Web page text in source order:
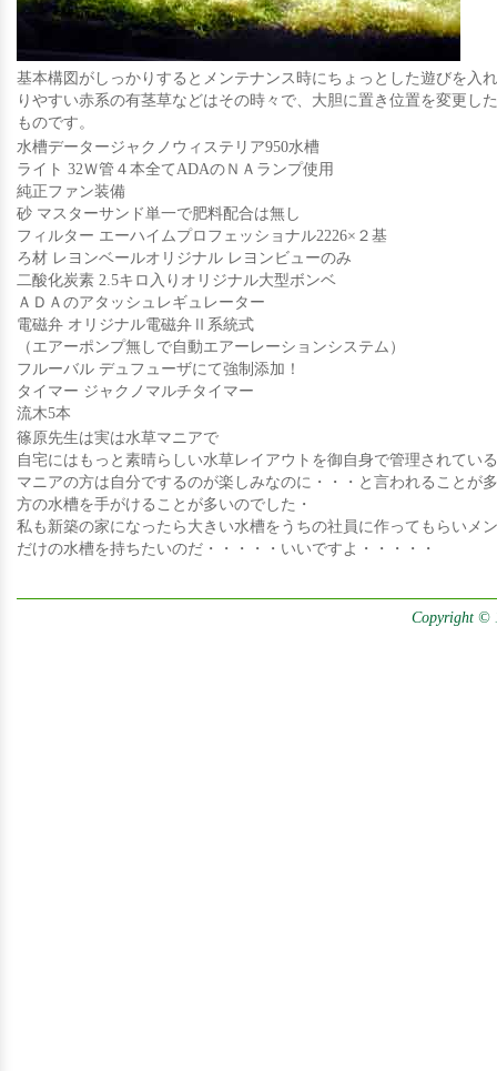
基本構図がしっかりするとメンテナンス時にちょっとした遊びを入
りやすい赤系の有茎草などはその時々で、大胆に置き位置を変更し
ものです。
水槽データージャクノウィステリア950水槽
ライト 32Ｗ管４本全てADAのＮＡランプ使用
純正ファン装備
砂 マスターサンド単一で肥料配合は無し
フィルター エーハイムプロフェッショナル2226×２基
ろ材 レヨンベールオリジナル レヨンビューのみ
二酸化炭素 2.5キロ入りオリジナル大型ボンベ
ＡＤＡのアタッシュレギュレーター
電磁弁 オリジナル電磁弁Ⅱ系統式
（エアーポンプ無しで自動エアーレーションシステム）
フルーバル デュフューザにて強制添加！
タイマー ジャクノマルチタイマー
流木5本
篠原先生は実は水草マニアで
自宅にはもっと素晴らしい水草レイアウトを御自身で管理されてい
マニアの方は自分でするのが楽しみなのに・・・と言われることが
方の水槽を手がけることが多いのでした・
私も新築の家になったら大きい水槽をうちの社員に作ってもらいメ
だけの水槽を持ちたいのだ・・・・・いいですよ・・・・・
Copyright ©